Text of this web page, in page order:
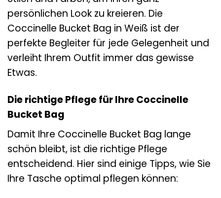
persönlichen Look zu kreieren. Die
Coccinelle Bucket Bag in Weiß ist der
perfekte Begleiter für jede Gelegenheit und
verleiht Ihrem Outfit immer das gewisse
Etwas.
Die richtige Pflege für Ihre Coccinelle
Bucket Bag
Damit Ihre Coccinelle Bucket Bag lange
schön bleibt, ist die richtige Pflege
entscheidend. Hier sind einige Tipps, wie Sie
Ihre Tasche optimal pflegen können: